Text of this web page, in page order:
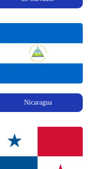
Nicaragua